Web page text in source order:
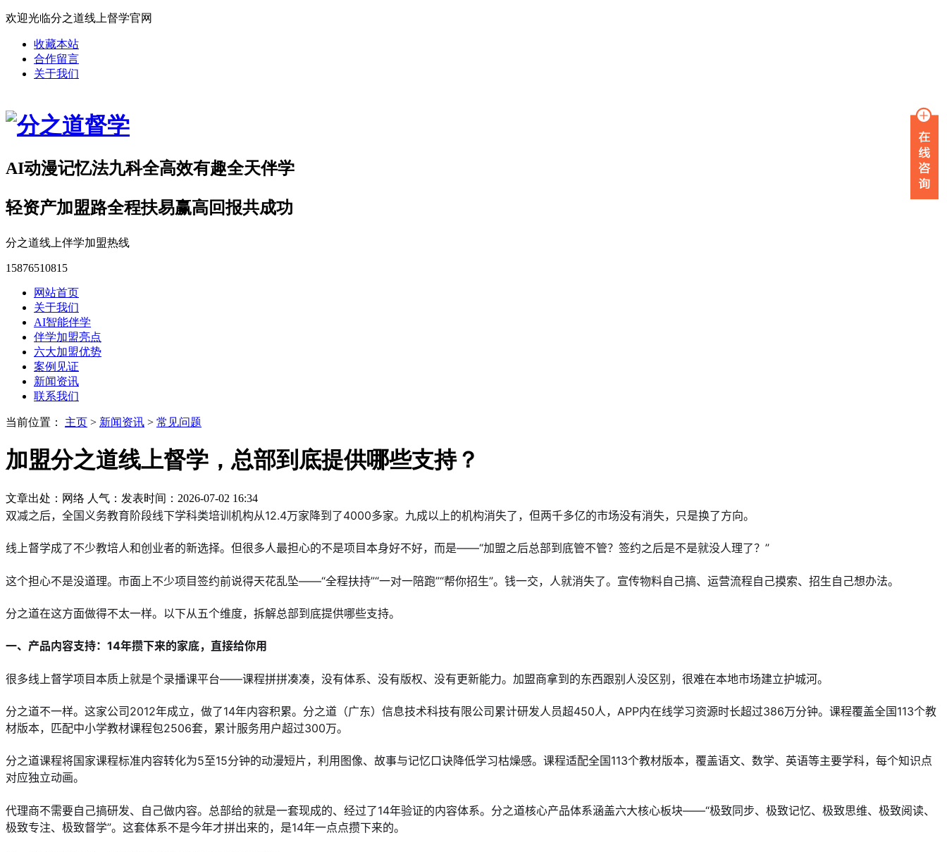
欢迎光临分之道线上督学官网
收藏本站
合作留言
关于我们
AI动漫记忆法九科全高效有趣全天伴学
轻资产加盟路全程扶易赢高回报共成功
分之道线上伴学加盟热线
15876510815
网站首页
关于我们
AI智能伴学
伴学加盟亮点
六大加盟优势
案例见证
新闻资讯
联系我们
当前位置： 主页 > 新闻资讯 > 常见问题
加盟分之道线上督学，总部到底提供哪些支持？
文章出处：网络 人气： 发表时间：2026-07-02 16:34
双减之后，全国义务教育阶段线下学科类培训机构从12.4万家降到了4000多家。九成以上的机构消失了，但两千多亿的市场没有消失，只是换了方向。
线上督学成了不少教培人和创业者的新选择。但很多人最担心的不是项目本身好不好，而是——“加盟之后总部到底管不管？签约之后是不是就没人理了？”
这个担心不是没道理。市面上不少项目签约前说得天花乱坠——“全程扶持”“一对一陪跑”“帮你招生”。钱一交，人就消失了。宣传物料自己搞、运营流程自己摸索、招生自己想办法。
分之道在这方面做得不太一样。以下从五个维度，拆解总部到底提供哪些支持。
一、产品内容支持：14年攒下来的家底，直接给你用
很多线上督学项目本质上就是个录播课平台——课程拼拼凑凑，没有体系、没有版权、没有更新能力。加盟商拿到的东西跟别人没区别，很难在本地市场建立护城河。
分之道不一样。这家公司2012年成立，做了14年内容积累。分之道（广东）信息技术科技有限公司累计研发人员超450人，APP内在线学习资源时长超过386万分钟。课程覆盖全国113个教
材版本，匹配中小学教材课程包2506套，累计服务用户超过300万。
分之道课程将国家课程标准内容转化为5至15分钟的动漫短片，利用图像、故事与记忆口诀降低学习枯燥感。课程适配全国113个教材版本，覆盖语文、数学、英语等主要学科，每个知识点
对应独立动画。
代理商不需要自己搞研发、自己做内容。总部给的就是一套现成的、经过了14年验证的内容体系。分之道核心产品体系涵盖六大核心板块——“极致同步、极致记忆、极致思维、极致阅读、
极致专注、极致督学”。这套体系不是今年才拼出来的，是14年一点点攒下来的。